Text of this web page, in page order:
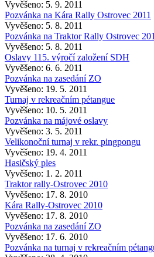
Vyvěšeno: 5. 9. 2011
Pozvánka na Kára Rally Ostrovec 2011
Vyvěšeno: 5. 8. 2011
Pozvánka na Traktor Rally Ostrovec
Vyvěšeno: 5. 8. 2011
Oslavy 115. výročí založení SDH
Vyvěšeno: 6. 6. 2011
Pozvánka na zasedání ZO
Vyvěšeno: 19. 5. 2011
Turnaj v rekreačním pétangue
Vyvěšeno: 10. 5. 2011
Pozvánka na májové oslavy
Vyvěšeno: 3. 5. 2011
Velikonoční turnaj v rekr. pingpongu
Vyvěšeno: 19. 4. 2011
Hasičský ples
Vyvěšeno: 1. 2. 2011
Traktor rally-Ostrovec 2010
Vyvěšeno: 17. 8. 2010
Kára Rally-Ostrovec 2010
Vyvěšeno: 17. 8. 2010
Pozvánka na zasedání ZO
Vyvěšeno: 17. 6. 2010
Pozvánka na turnaj v rekreačním